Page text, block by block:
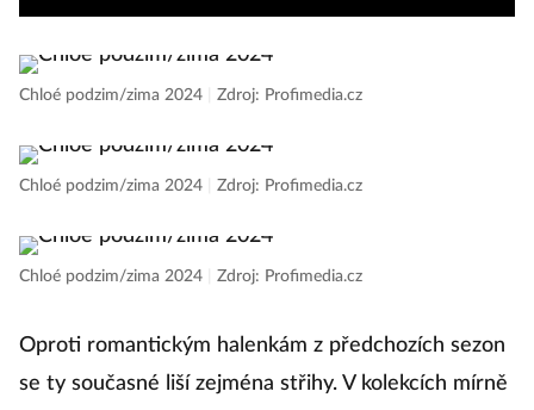
Chloé podzim/zima 2024 Zdroj: Profimedia.cz
Chloé podzim/zima 2024 Zdroj: Profimedia.cz
Chloé podzim/zima 2024 Zdroj: Profimedia.cz
Oproti romantickým halenkám z předchozích sezon
se ty současné liší zejména střihy. V kolekcích mírně